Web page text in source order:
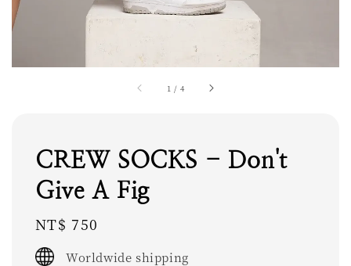
1 / 4
CREW SOCKS - Don't
Give A Fig
Regular
price
NT$ 750
Worldwide shipping